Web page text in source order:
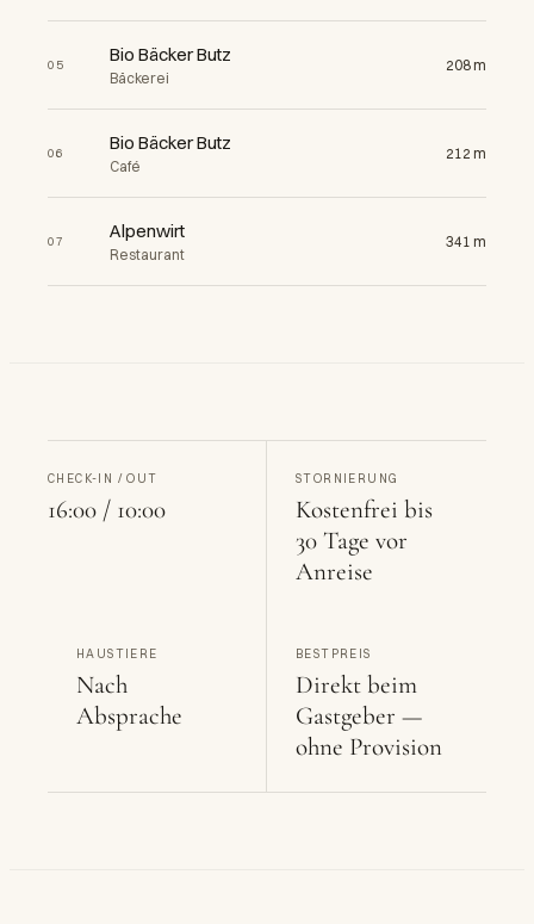
05 Bio Bäcker Butz
Bäckerei
208 m
06 Bio Bäcker Butz
Café
212 m
07 Alpenwirt
Restaurant
341 m
CHECK-IN / OUT
16:00 / 10:00
STORNIERUNG
Kostenfrei bis
30 Tage vor
Anreise
HAUSTIERE
Nach
Absprache
BESTPREIS
Direkt beim
Gastgeber —
ohne Provision